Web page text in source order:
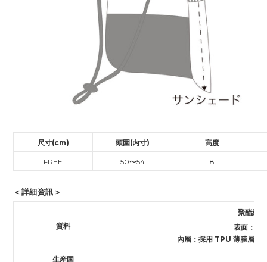
尺寸(cm) 頭圍(内寸) 高度
FREE 50〜54 8
＜詳細資訊＞
質料
聚酯纖
表面：防
內層：採用 TPU 薄膜層壓
生産国